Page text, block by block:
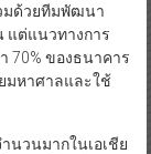
มด้วยทีมพัฒนา
แต่แนวทางการ
70% ของธนาคาร
มหาศาลและใช้
นวนมากในเอเชีย